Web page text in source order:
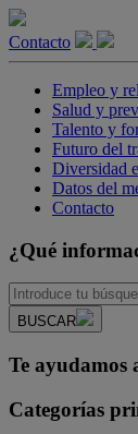
Contacto
Empleo y
Salud y
Talento y
Futuro del
Diversidad
Datos del
Contacto
¿Qué
BUSCAR
Te ayudamos
Categorías